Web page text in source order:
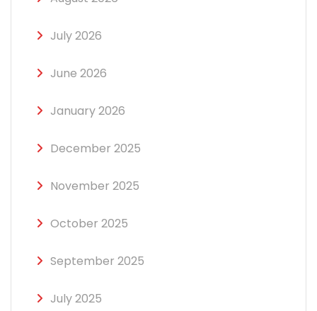
July 2026
June 2026
January 2026
December 2025
November 2025
October 2025
September 2025
July 2025